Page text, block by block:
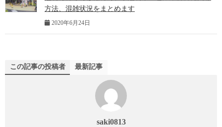
方法、混雑状況をまとめます
2020年6月24日
この記事の投稿者 最新記事
saki0813